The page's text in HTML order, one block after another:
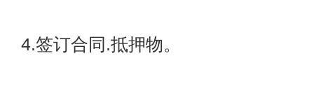
4.签订合同.抵押物。